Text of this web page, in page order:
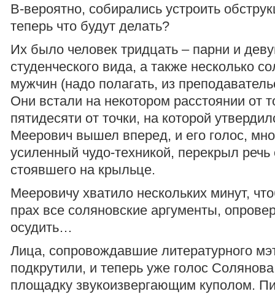
В-вероятно, собирались устроить
теперь что будут делать?
Их было человек тридцать – парни и
студенческого вида, а также несколько
мужчин (надо полагать, из
Они встали на некотором расстоянии от
пятидесяти от точки, на которой
Меерович вышел вперед, и его голос,
усиленный чудо-техникой, перекрыл речь
стоявшего на крыльце.
Мееровичу хватило нескольких минут,
прах все соляновские аргументы,
осудить…
Лица, сопровождавшие литературного
подкрутили, и теперь уже голос
площадку звукоизвергающим куполом.